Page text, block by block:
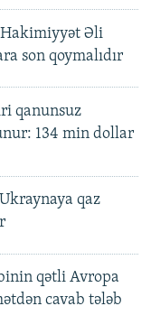
Hakimiyyət Əli
son qoymalıdır
qanunsuz
134 min dollar
qaz
qətli Avropa
cavab tələb